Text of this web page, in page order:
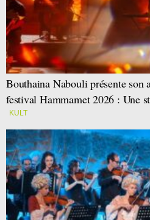
Bouthaina Nabouli présente son
festival Hammamet 2026 : Une
KULT